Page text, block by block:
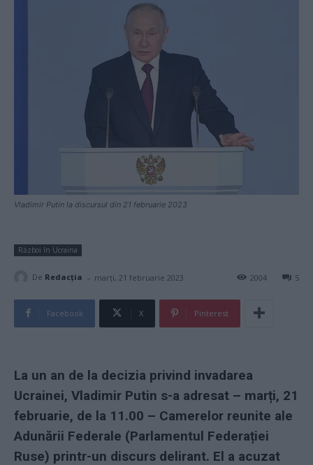
Vladimir Putin la discursul din 21 februarie 2023
Război în Ucraina
De Redacţia - marți, 21 februarie 2023 5
2004
Facebook X Pinterest
La un an de la decizia privind invadarea
Ucrainei, Vladimir Putin s-a adresat – marți, 21
februarie, de la 11.00 – Camerelor reunite ale
Adunării Federale (Parlamentul Federației
Ruse) printr-un discurs delirant. El a acuzat